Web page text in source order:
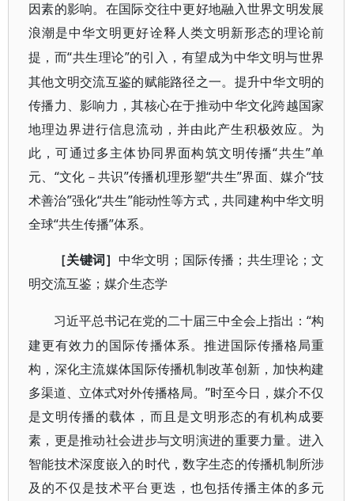
因素的影响。在国际交往中更好地融入世界文明发展
浪潮是中华文明更好诠释人类文明新形态的理论前
提，而“共生理论”的引入，有望成为中华文明与世界
其他文明交流互鉴的赋能路径之一。提升中华文明的
传播力、影响力，其核心在于推动中华文化跨越国家
地理边界进行信息流动，并由此产生积极效应。为
此，可通过多主体协同界面构筑文明传播“共生”单
元、“文化－共识”传播机理形塑“共生”界面、媒介“技
术善治”强化“共生”能动性等方式，共同建构中华文明
全球“共生传播”体系。
［关键词］ 中华文明；国际传播；共生理论；文
明交流互鉴；媒介生态学
习近平总书记在党的二十届三中全会上指出：“构
建更有效力的国际传播体系。推进国际传播格局重
构，深化主流媒体国际传播机制改革创新，加快构建
多渠道、立体式对外传播格局。”时至今日，媒介不仅
是文明传播的载体，而且是文明形态的有机构成要
素，更是推动社会进步与文明演进的重要力量。进入
智能技术深度嵌入的时代，数字生态的传播机制所涉
及的不仅是技术平台更迭，也包括传播主体的多元